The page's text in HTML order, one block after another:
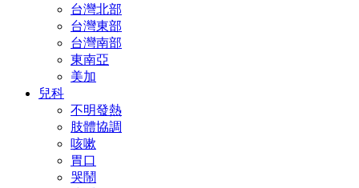
台灣北部
台灣東部
台灣南部
東南亞
美加
兒科
不明發熱
肢體協調
咳嗽
胃口
哭鬧